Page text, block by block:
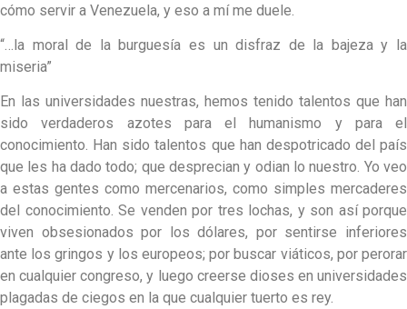
cómo servir a Venezuela, y eso a mí me duele.
“…la moral de la burguesía es un disfraz de la bajeza y la
miseria”
En las universidades nuestras, hemos tenido talentos que han
sido verdaderos azotes para el humanismo y para el
conocimiento. Han sido talentos que han despotricado del país
que les ha dado todo; que desprecian y odian lo nuestro. Yo veo
a estas gentes como mercenarios, como simples mercaderes
del conocimiento. Se venden por tres lochas, y son así porque
viven obsesionados por los dólares, por sentirse inferiores
ante los gringos y los europeos; por buscar viáticos, por perorar
en cualquier congreso, y luego creerse dioses en universidades
plagadas de ciegos en la que cualquier tuerto es rey.